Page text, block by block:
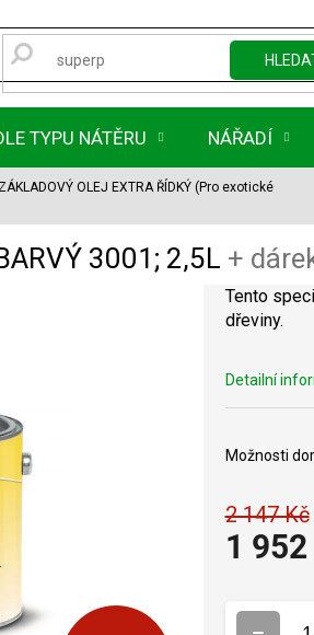
TYPU NÁTĚRU NÁŘADÍ
OLEJ EXTRA ŘÍDKÝ (Pro exotické
3001; 2,5L +
2 147 Kč
1
Možnosti
Tento
dřeviny.
Detailní